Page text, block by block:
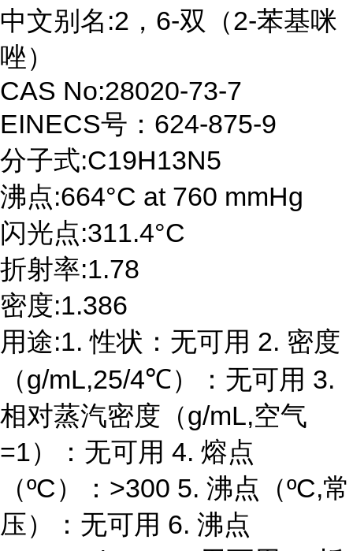
中文别名:2，6-双（2-苯基咪
唑）
CAS No:28020-73-7
EINECS号：624-875-9
分子式:C19H13N5
沸点:664°C at 760 mmHg
闪光点:311.4°C
折射率:1.78
密度:1.386
用途:1. 性状：无可用 2. 密度
（g/mL,25/4℃）：无可用 3.
相对蒸汽密度（g/mL,空气
=1）：无可用 4. 熔点
（ºC）：>300 5. 沸点（ºC,常
压）：无可用 6. 沸点